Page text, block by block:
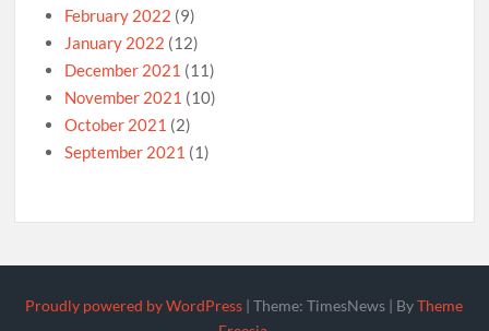
February 2022 (9)
January 2022 (12)
December 2021 (11)
November 2021 (10)
October 2021 (2)
September 2021 (1)
Proudly powered by WordPress |Theme: TimesNews | ByTheme